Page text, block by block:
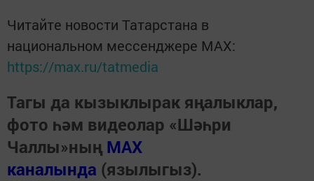
Читайте новости Татарстана в
национальном мессенджере MАХ:
https://max.ru/tatmedia
Тагы да кызыклырак яңалыклар,
фото һәм видеолар «Шәһри
Чаллы»ның MAX
каналында (язылыгыз).